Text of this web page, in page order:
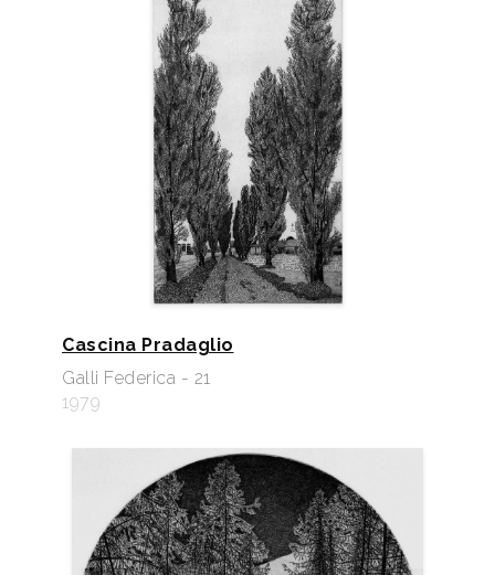
Cascina Pradaglio
Galli Federica - 21
1979